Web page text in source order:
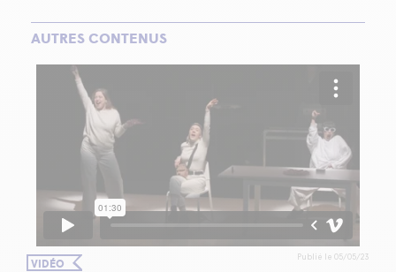
AUTRES CONTENUS
VIDÉO Publié le 05/05/23